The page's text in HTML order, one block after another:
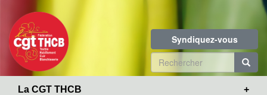
contenu
principal
Syndiquez-vous
Formulaire
de
La CGT THCB